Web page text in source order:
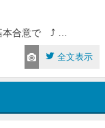
本合意で ⤴︎ …
全文表示